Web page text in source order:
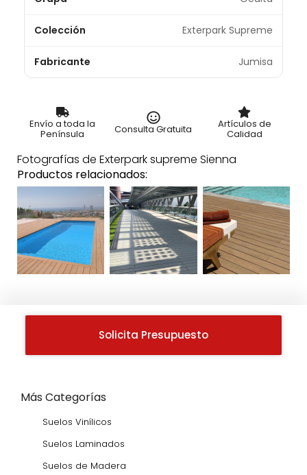
Colección Exterpark Supreme
Fabricante Jumisa
Envío a toda la
Península Consulta Gratuita Artículos de
Calidad
Fotografías de Exterpark supreme Sienna
Productos relacionados:
Solicita Presupuesto
Más Categorías
Suelos Vinílicos
Suelos Laminados
Suelos de Madera